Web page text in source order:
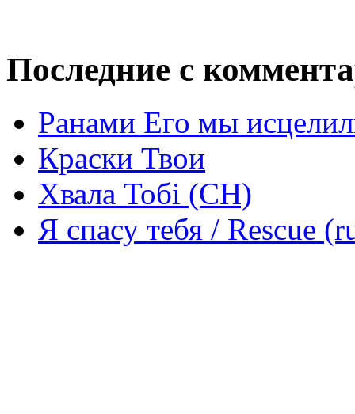
Последние с
Ранами Его мы
Краски Твои
Хвала Тобі (СН)
Я спасу тебя / Rescue